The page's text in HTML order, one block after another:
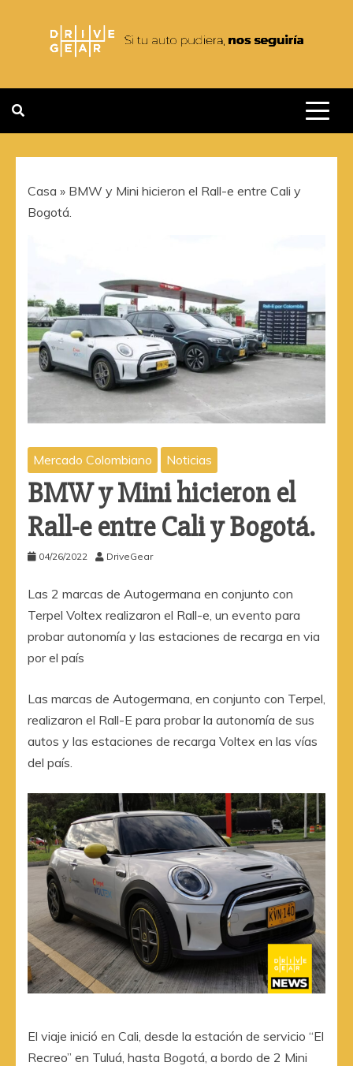
contenido
DRIVEGEAR
Casa » BMW y Mini hicieron el Rall-e entre Cali y
Bogotá.
Mercado Colombiano Noticias
BMW y Mini hicieron el
Rall-e entre Cali y Bogotá.
04/26/2022 DriveGear
Las 2 marcas de Autogermana en conjunto con
Terpel Voltex realizaron el Rall-e, un evento para
probar autonomía y las estaciones de recarga en via
por el país
Las marcas de Autogermana, en conjunto con Terpel,
realizaron el Rall-E para probar la autonomía de sus
autos y las estaciones de recarga Voltex en las vías
del país.
El viaje inició en Cali, desde la estación de servicio “El
Recreo” en Tuluá, hasta Bogotá, a bordo de 2 Mini